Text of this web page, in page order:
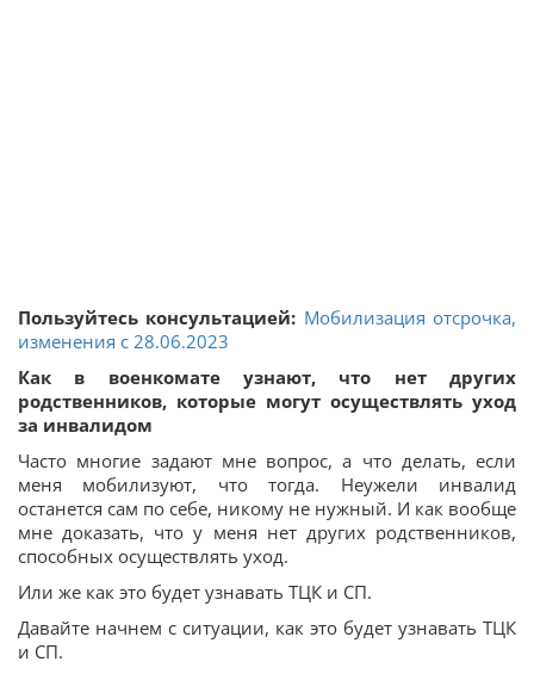
Пользуйтесь консультацией: Мобилизация отсрочка,
изменения с 28.06.2023
Как в военкомате узнают, что нет других
родственников, которые могут осуществлять уход
за инвалидом
Часто многие задают мне вопрос, а что делать, если
меня мобилизуют, что тогда. Неужели инвалид
останется сам по себе, никому не нужный. И как вообще
мне доказать, что у меня нет других родственников,
способных осуществлять уход.
Или же как это будет узнавать ТЦК и СП.
Давайте начнем с ситуации, как это будет узнавать ТЦК
и СП.